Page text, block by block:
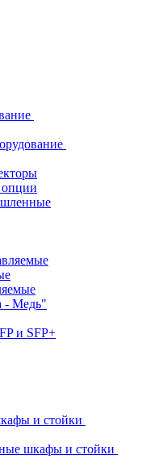
- Медь"
и SFP+
и стойки
шкафы и стойки